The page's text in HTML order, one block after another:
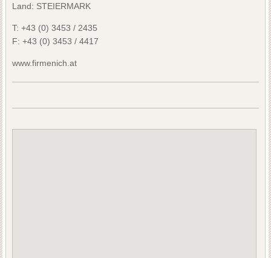
Land: STEIERMARK
T: +43 (0) 3453 / 2435
F: +43 (0) 3453 / 4417
www.firmenich.at